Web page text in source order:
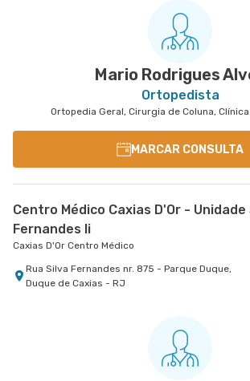
Mario Rodrigues
Ortopedista
Ortopedia Geral, Cirurgia de Coluna,
MARCAR CONSULTA
Centro Médico Caxias D'Or - Unidade
Fernandes Ii
Caxias D'Or Centro Médico
Rua Silva Fernandes nr. 875 - Parque Duque,
Duque de Caxias - RJ